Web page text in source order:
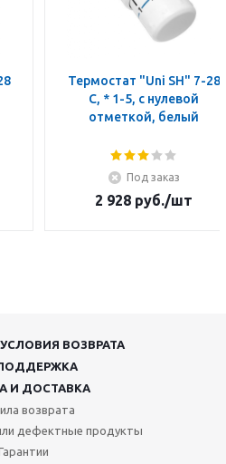
Термостат "Uni SH" 7-28
C, * 1-5, с нулевой
отметкой, белый
Под заказ
2 928 руб./шт
ВОЗВРАТА
И ДОСТАВКА
возврата
дефектные продукты